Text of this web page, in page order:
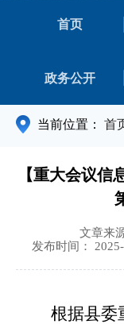
首页
政务公开
当前位置： 首
【重大会议信
文章来
发布时间：
根据县委重